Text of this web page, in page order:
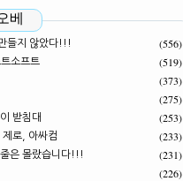
베
들지 않았다!!! (556)
소프트 (519)
(373)
(275)
받침대 (253)
로, 아싸컴 (233)
은 몰랐습니다!!! (231)
(226)